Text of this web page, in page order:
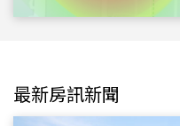
最新房訊新聞